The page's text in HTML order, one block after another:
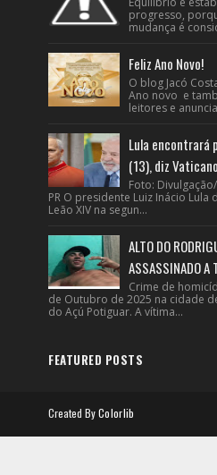
progresso,
mudança é
Feliz Ano Novo!
O blog Jacó
Ano novo e
leitores e
Lula encontrará
(13), diz Vaticano
Foto:
PR O presidente Luiz Inácio Lula
Leão XIV na segun...
ALTO DO
ASSASSINADO A
Crime de
de Outubro de 2025 na cidade
do Açú Potiguar. A vítima...
FEATURED POSTS
Created ByColorlib